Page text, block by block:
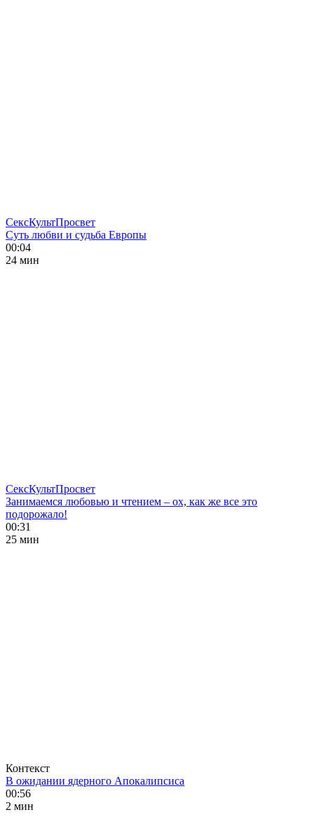
СексКультПросвет
Суть любви и судьба Европы
00:04
24 мин
СексКультПросвет
Занимаемся любовью и чтением – ох, как же все это
подорожало!
00:31
25 мин
Контекст
В ожидании ядерного Апокалипсиса
00:56
2 мин